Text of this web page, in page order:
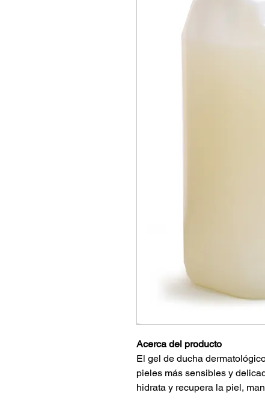
Acerca del producto
El gel de ducha
pieles más sensibles y
hidrata y recupera la piel,